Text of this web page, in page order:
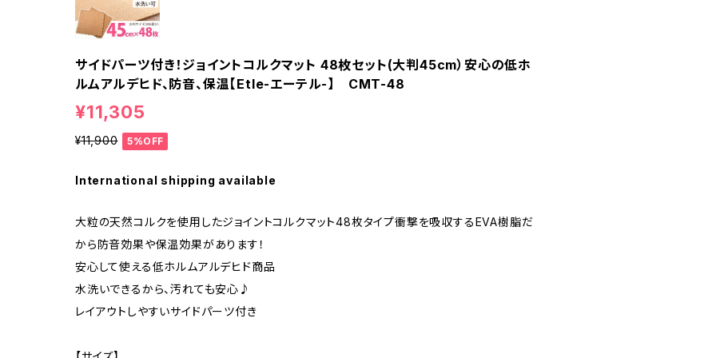
サイドパーツ付き！ジョイントコルクマット 48枚セット(大判45cm）安心の低ホ
ルムアルデヒド、防音、保温【Etle-エーテル-】 CMT-48
¥11,305
¥11,900 5%OFF
International shipping available
大粒の天然コルクを使用したジョイントコルクマット48枚タイプ衝撃を吸収するEVA樹脂だ
から防音効果や保温効果があります！
安心して使える低ホルムアルデヒド商品
水洗いできるから、汚れても安心♪
レイアウトしやすいサイドパーツ付き